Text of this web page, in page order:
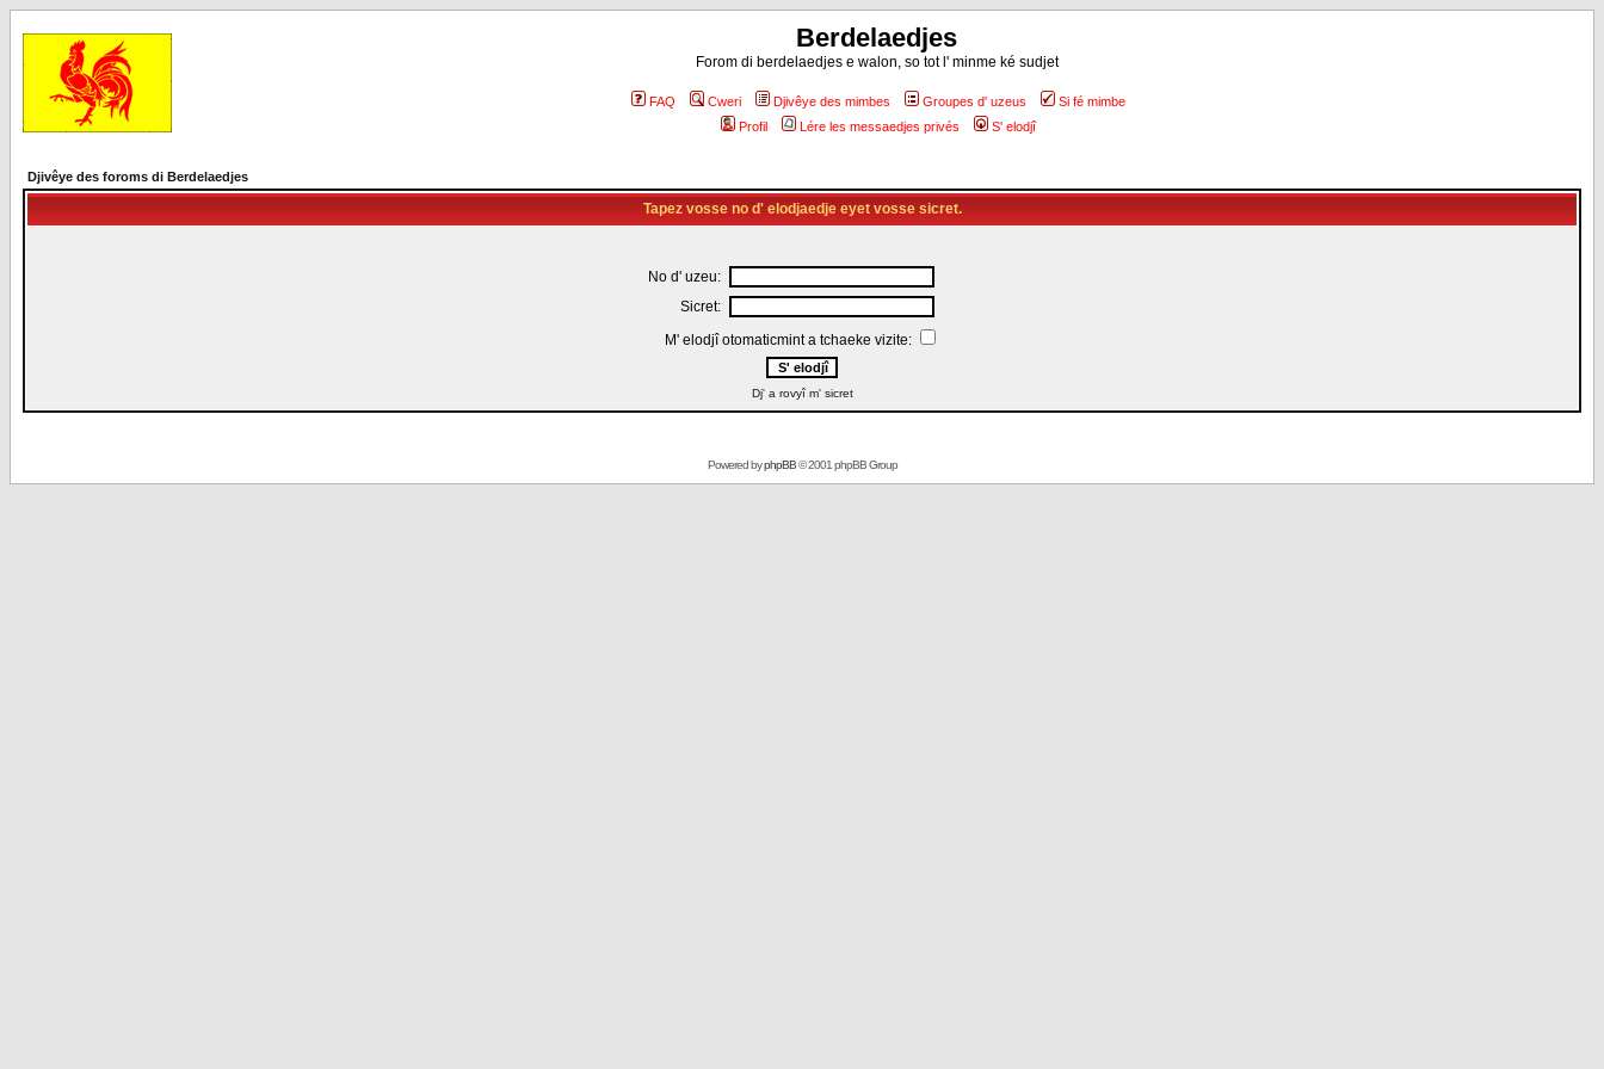
Berdelaedjes
Forom di berdelaedjes e walon, so tot l' minme ké sudjet
FAQ Cweri Djivêye des mimbes Groupes d' uzeus
Si fé mimbe
Profil
Lére les messaedjes privés S' elodjî
Djivêye des foroms di Berdelaedjes
Tapez vosse no d' elodjaedje eyet vosse sicret.
No d' uzeu:
Sicret:
M' elodjî otomaticmint a tchaeke vizite:
Dj' a rovyî m' sicret
Powered byphpBB© 2001 phpBB Group